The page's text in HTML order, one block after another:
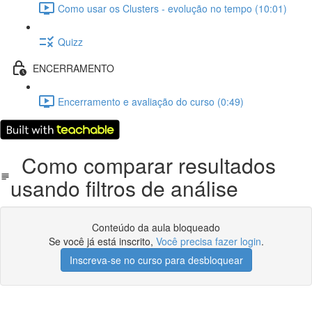
Como usar os Clusters - evolução no tempo (10:01)
Quizz
ENCERRAMENTO
Encerramento e avaliação do curso (0:49)
Como comparar resultados
usando filtros de análise
Conteúdo da aula bloqueado
Se você já está inscrito, Você precisa fazer login.
Inscreva-se no curso para desbloquear